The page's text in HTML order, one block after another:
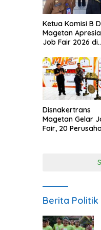
Ketua Komisi B
Magetan
Job Fair 2026 di
Anggaran
Disnakertrans
Magetan Gelar
Fair, 20
Berita Politik